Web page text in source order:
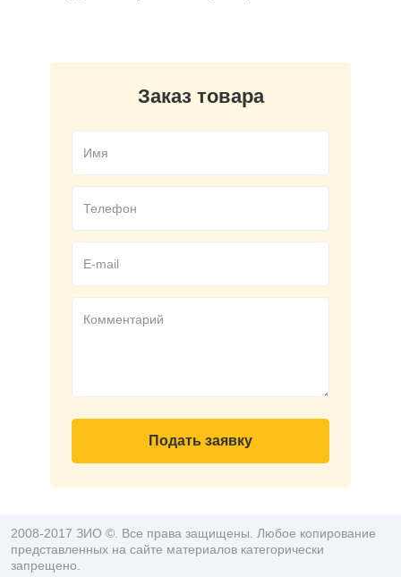
Заказ товара
Подать заявку
2008-2017 ЗИО ©. Все права защищены. Любое копирование
представленных на сайте материалов категорически
запрещено.